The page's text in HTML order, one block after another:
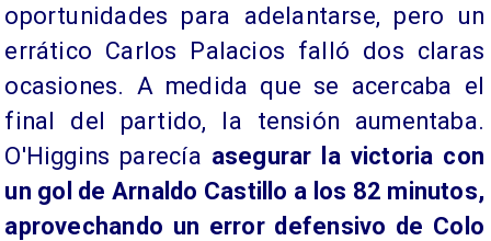
oportunidades para adelantarse, pero un
errático Carlos Palacios falló dos claras
ocasiones. A medida que se acercaba el
final del partido, la tensión aumentaba.
O'Higgins parecía asegurar la victoria con
un gol de Arnaldo Castillo a los 82 minutos,
aprovechando un error defensivo de Colo